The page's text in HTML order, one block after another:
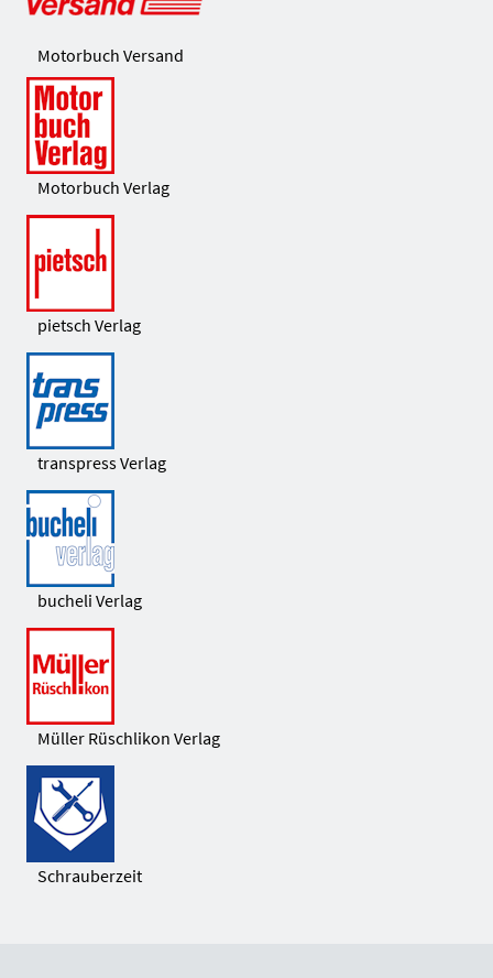
Motorbuch Versand
Motorbuch Verlag
pietsch Verlag
transpress Verlag
bucheli Verlag
Müller Rüschlikon Verlag
Schrauberzeit